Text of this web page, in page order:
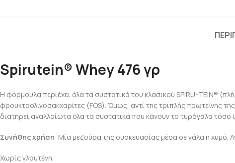
Spirutein® Whey 476 γρ
Η φόρμουλα περιέχει όλα τα συστατικά του κλασικού SPIRU-TEIN®
φρουκτοολιγοσακχαρίτες (FOS). Όμως, αντί της τριπλής πρωτεΐνης
διατηρεί αναλλοίωτα όλα τα συστατικά που κάνουν το τυρόγαλα τόσο
Συνήθης χρήση: Μία μεζούρα της συσκευασίας μέσα σε γάλα ή χυμό.
Χωρίς γλουτένη